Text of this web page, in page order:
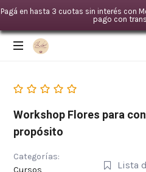
Pagá en hasta 3 cuotas sin interés con
pago con
IDA
Workshop Flores para
propósito
Categorías:
Cursos
Lista